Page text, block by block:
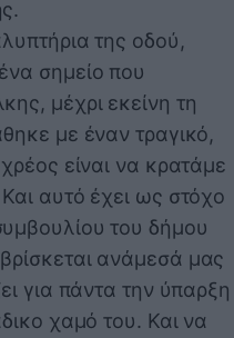
της οδού,
σημείο που
μέχρι εκείνη τη
με έναν τραγικό,
είναι να κρατάμε
αυτό έχει ως στόχο
του δήμου
ανάμεσά μας
για πάντα την ύπαρξη
χαμό του. Και να